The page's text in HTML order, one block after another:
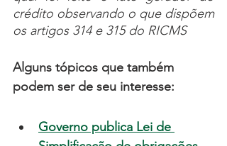
crédito observando o que dispõem
os artigos 314 e 315 do RICMS
Alguns tópicos que também
podem ser de seu interesse:
Governo publica Lei de